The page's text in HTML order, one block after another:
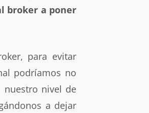
broker a poner
para evitar
podríamos no
nivel de
a dejar